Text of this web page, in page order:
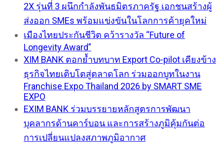
2X รุ่นที่ 3 ผนึกกำลังพันธมิตรภาครัฐ เอกชนสร้างผู้
ส่งออก SMEs พร้อมแข่งขันในโลกการค้ายุคใหม่
เมืองไทยประกันชีวิต คว้ารางวัล “Future of
Longevity Award”
XIM BANK ตอกย้ำบทบาท Export Co-pilot เคียงข้าง
ธุรกิจไทยเติบโตสู่ตลาดโลก ร่วมออกบูทในงาน
Franchise Expo Thailand 2026 by SMART SME
EXPO
EXIM BANK ร่วมบรรยายหลักสูตรการพัฒนา
บุคลากรด้านคาร์บอน และการสร้างภูมิคุ้มกันต่อ
การเปลี่ยนแปลงสภาพภูมิอากาศ